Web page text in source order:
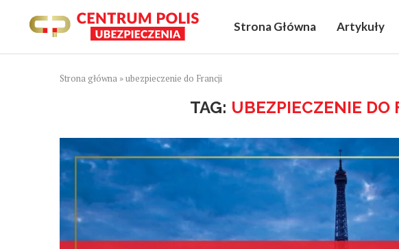
Strona Główna Artykuły
Strona główna »ubezpieczenie do Francji
TAG: UBEZPIECZENIE DO